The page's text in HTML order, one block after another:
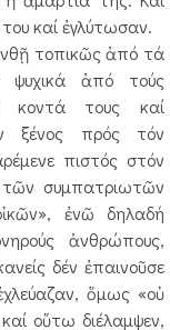
καί ἐγλύτωσαν.
τοπικῶς ἀπό τά
ψυχικά ἀπό τούς
κοντά τους καί
ξένος πρός τόν
πιστός στόν
τῶν συμπατριωτῶν
ἐνῶ δηλαδή
ἀνθρώπους,
δέν ἐπαινοῦσε
ὅμως «οὐ
οὕτω διέλαμψεν,